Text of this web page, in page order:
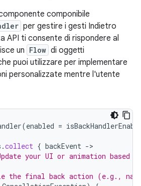
componibile
per gestire i gesti Indietro
API ti consente di rispondere al
un Flow di oggetti
puoi utilizzare per implementare
personalizzate mentre l'utente
(enabled =
.collect { backEvent -
your UI or animation based
the final back action (e.g.,